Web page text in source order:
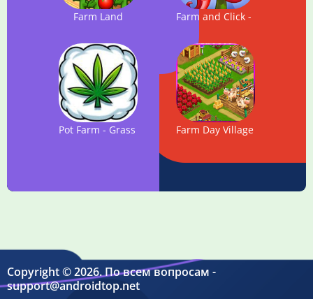
Farm Land Farm and Click - Idle
Pot Farm - Grass Roots Farm Day Village фермер:
Copyright © 2026. По всем вопросам -
support@androidtop.net